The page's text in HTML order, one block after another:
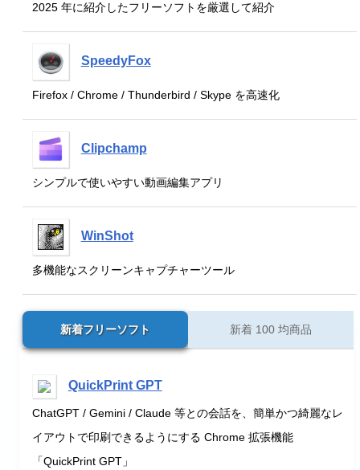
2025 年に紹介したフリーソフトを厳選して紹介
SpeedyFox
Firefox / Chrome / Thunderbird / Skype を高速化
Clipchamp
シンプルで使いやすい動画編集アプリ
WinShot
多機能なスクリーンキャプチャーツール
新着フリーソフト 新着 100 均商品
QuickPrint GPT
ChatGPT / Gemini / Claude 等との会話を、簡単かつ綺麗なレ
イアウトで印刷できるようにする Chrome 拡張機能
「QuickPrint GPT」